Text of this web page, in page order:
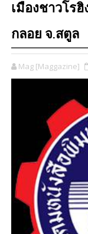
เมืองชาวโร
กลอย จ.สตูล
Mag [Maggazine]